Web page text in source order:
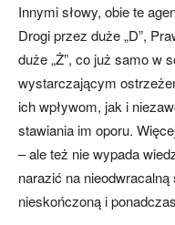
Innymi słowy, obie te
Drogi przez duże „D”,
duże „Ż”, co już samo w
wystarczającym
ich wpływom, jak i
stawiania im oporu.
– ale też nie wypada
narazić na
nieskończoną i